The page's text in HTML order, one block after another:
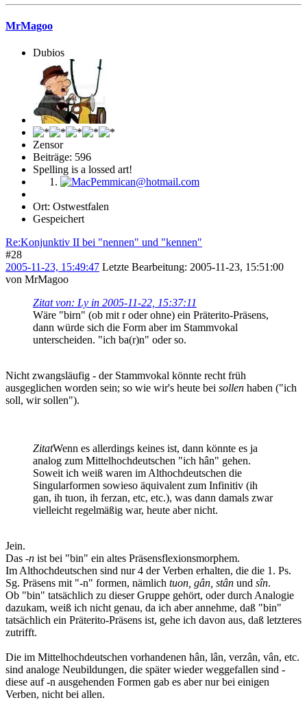
MrMagoo
Dubios
Zensor
Beiträge: 596
Spelling is a lossed art!
Ort: Ostwestfalen
Gespeichert
Re:Konjunktiv II bei "nennen" und "kennen"
#28
2005-11-23, 15:49:47 Letzte Bearbeitung: 2005-11-23, 15:51:00
von MrMagoo
Zitat von: Ly in 2005-11-22, 15:37:11
Wäre "birn" (ob mit r oder ohne) ein Präterito-Präsens,
dann würde sich die Form aber im Stammvokal
unterscheiden. "ich ba(r)n" oder so.
Nicht zwangsläufig - der Stammvokal könnte recht früh
ausgeglichen worden sein; so wie wir's heute bei sollen haben ("ich
soll, wir sollen").
ZitatWenn es allerdings keines ist, dann könnte es ja
analog zum Mittelhochdeutschen "ich hân" gehen.
Soweit ich weiß waren im Althochdeutschen die
Singularformen sowieso äquivalent zum Infinitiv (ih
gan, ih tuon, ih ferzan, etc, etc.), was dann damals zwar
vielleicht regelmäßig war, heute aber nicht.
Jein.
Das -n ist bei "bin" ein altes Präsensflexionsmorphem.
Im Althochdeutschen sind nur 4 der Verben erhalten, die die 1. Ps.
Sg. Präsens mit "-n" formen, nämlich tuon, gân, stân und sîn.
Ob "bin" tatsächlich zu dieser Gruppe gehört, oder durch Analogie
dazukam, weiß ich nicht genau, da ich aber annehme, daß "bin"
tatsächlich ein Präterito-Präsens ist, gehe ich davon aus, daß letzteres
zutrifft.
Die im Mittelhochdeutschen vorhandenen hân, lân, verzân, vân, etc.
sind analoge Neubildungen, die später wieder weggefallen sind -
diese auf -n ausgehenden Formen gab es aber nur bei einigen
Verben, nicht bei allen.